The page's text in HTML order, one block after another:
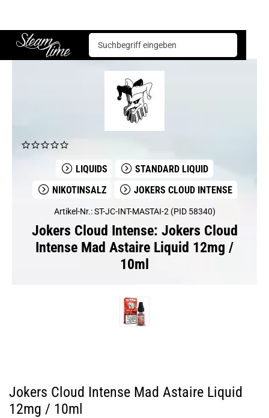
Steam time
Jokers Cloud Intense Jokers Cloud Intense Mad Astaire Liquid 12mg / 10ml
LIQUIDS
STANDARD LIQUID
NIKOTINSALZ
JOKERS CLOUD INTENSE
Artikel-Nr.: ST-JC-INT-MASTAI-2 (PID 58340)
Jokers Cloud Intense: Jokers Cloud
Intense Mad Astaire Liquid 12mg /
10ml
Jokers Cloud Intense Mad Astaire Liquid
12mg / 10ml